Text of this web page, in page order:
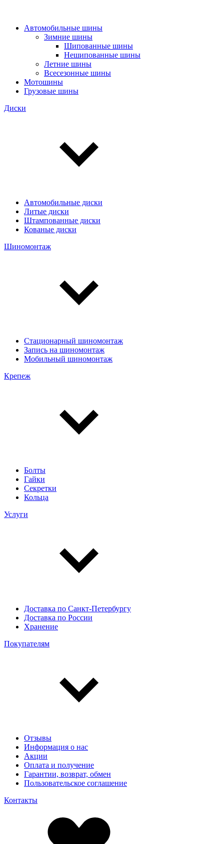
Автомобильные шины
Зимние шины
Шипованные шины
Нешипованные шины
Летние шины
Всесезонные шины
Мотошины
Грузовые шины
Диски
Автомобильные диски
Литые диски
Штампованные диски
Кованые диски
Шиномонтаж
Стационарный шиномонтаж
Запись на шиномонтаж
Мобильный шиномонтаж
Крепеж
Болты
Гайки
Секретки
Кольца
Услуги
Доставка по Санкт-Петербургу
Доставка по России
Хранение
Покупателям
Отзывы
Информация о нас
Акции
Оплата и получение
Гарантии, возврат, обмен
Пользовательское соглашение
Контакты